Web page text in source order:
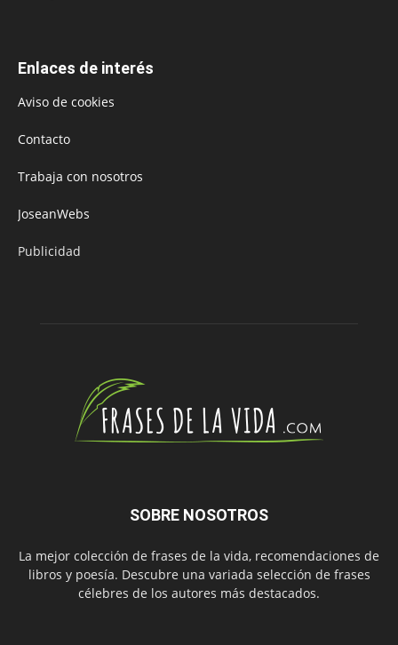
Enlaces de interés
Aviso de cookies
Contacto
Trabaja con nosotros
JoseanWebs
Publicidad
SOBRE NOSOTROS
La mejor colección de frases de la vida, recomendaciones de
libros y poesía. Descubre una variada selección de frases
célebres de los autores más destacados.